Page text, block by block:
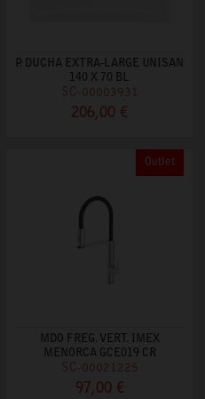
P. DUCHA EXTRA-LARGE UNISAN
140 X 70 BL
SC-00003931
206,00 €
Outlet
MDO FREG. VERT. IMEX
MENORCA GCE019 CR
SC-00021225
97,00 €